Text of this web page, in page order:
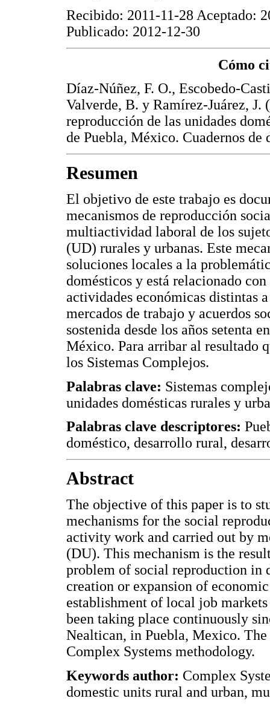
Recibido: 2011-11-28 Aceptado:
Publicado: 2012-12-30
Cómo
Díaz-Núñez, F. O., Escobedo-
Valverde, B. y Ramírez-Juárez,
reproducción de las unidades
de Puebla, México. Cuadernos
Resumen
El objetivo de este trabajo es
mecanismos de reproducción
multiactividad laboral de los
(UD) rurales y urbanas. Este
soluciones locales a la
domésticos y está relacionado
actividades económicas distintas
mercados de trabajo y acuerdos
sostenida desde los años setenta
México. Para arribar al resultado
los Sistemas Complejos.
Palabras clave: Sistemas
unidades domésticas rurales y
Palabras clave descriptores:
doméstico, desarrollo rural,
Abstract
The objective of this paper is to
mechanisms for the social
activity work and carried out by
(DU). This mechanism is the
problem of social reproduction in
creation or expansion of
establishment of local job
been taking place continuously
Nealtican, in Puebla, Mexico. The
Complex Systems methodology.
Keywords author: Complex
domestic units rural and urban,